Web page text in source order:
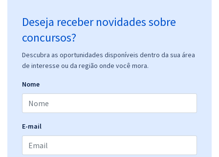
Deseja receber novidades sobre
concursos?
Descubra as oportunidades disponíveis dentro da sua área
de interesse ou da região onde você mora.
Nome
E-mail